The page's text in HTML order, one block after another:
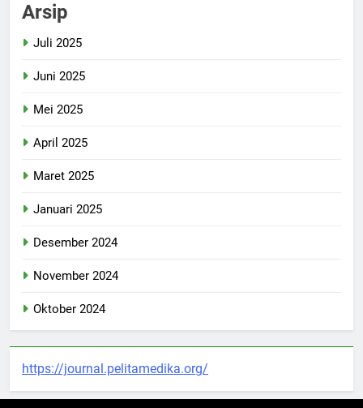
Arsip
Juli 2025
Juni 2025
Mei 2025
April 2025
Maret 2025
Januari 2025
Desember 2024
November 2024
Oktober 2024
https://journal.pelitamedika.org/